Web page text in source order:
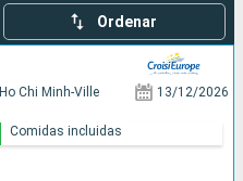
Ordenar
Ho Chi Minh-Ville 13/12/2026
Comidas incluidas